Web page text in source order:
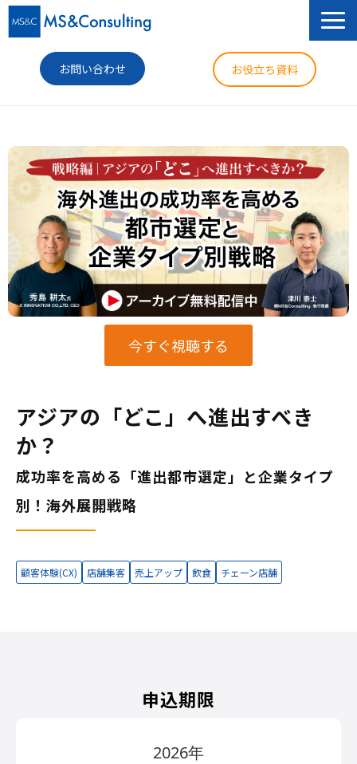
お問い合わせ お役立ち資料
セミナー
導入事例
コラム
ニュース
企業情報
今すぐ視聴する
アジアの「どこ」へ進出すべき
か？
成功率を高める「進出都市選定」と企業タイプ
別！海外展開戦略
顧客体験(CX) 店舗集客 売上アップ 飲食 チェーン店舗
申込期限
2026年